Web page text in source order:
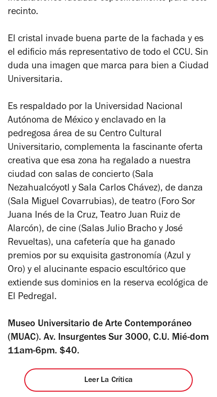
recinto.
El cristal invade buena parte de la fachada y es
el edificio más representativo de todo el CCU. Sin
duda una imagen que marca para bien a Ciudad
Universitaria.
Es respaldado por la Universidad Nacional
Autónoma de México y enclavado en la
pedregosa área de su Centro Cultural
Universitario, complementa la fascinante oferta
creativa que esa zona ha regalado a nuestra
ciudad con salas de concierto (Sala
Nezahualcóyotl y Sala Carlos Chávez), de danza
(Sala Miguel Covarrubias), de teatro (Foro Sor
Juana Inés de la Cruz, Teatro Juan Ruiz de
Alarcón), de cine (Salas Julio Bracho y José
Revueltas), una cafetería que ha ganado
premios por su exquisita gastronomía (Azul y
Oro) y el alucinante espacio escultórico que
extiende sus dominios en la reserva ecológica de
El Pedregal.
Museo Universitario de Arte Contemporáneo
(MUAC). Av. Insurgentes Sur 3000, C.U. Mié-dom
11am-6pm. $40.
Leer La Crítica